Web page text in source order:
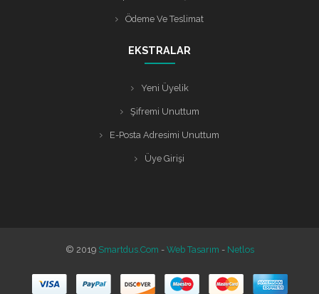
Ödeme Ve Teslimat
EKSTRALAR
Yeni Üyelik
Şifremi Unuttum
E-Posta Adresimi Unuttum
Üye Girişi
© 2019 Smartdus.com - Web Tasarım - Netlos